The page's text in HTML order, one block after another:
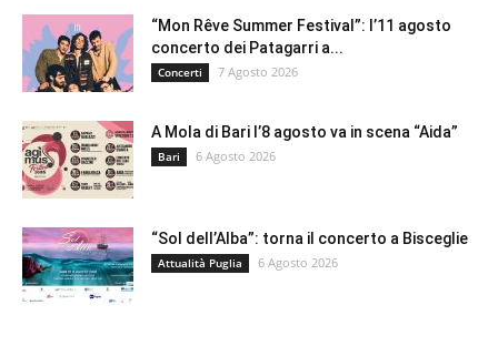
“Mon Rêve Summer Festival”: l’11 agosto
concerto dei Patagarri a...
Concerti 7 Agosto 2026
A Mola di Bari l’8 agosto va in scena “Aida”
Bari 6 Agosto 2026
“Sol dell’Alba”: torna il concerto a Bisceglie
Attualità Puglia 6 Agosto 2026